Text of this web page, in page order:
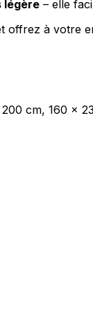
légère – elle
offrez à votre
cm, 160 x
marketing sont